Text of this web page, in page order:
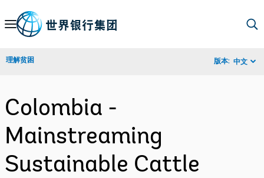
Skip
Navigation
理解贫困 版本: 中文
Colombia -
Mainstreaming
Sustainable Cattle